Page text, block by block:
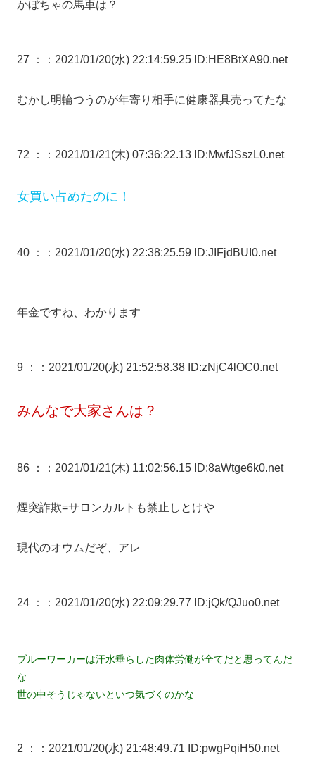
かぼちゃの馬車は？
27 ： ：2021/01/20(水) 22:14:59.25 ID:HE8BtXA90.net
むかし明輪つうのが年寄り相手に健康器具売ってたな
72 ： ：2021/01/21(木) 07:36:22.13 ID:MwfJSszL0.net
女買い占めたのに！
40 ： ：2021/01/20(水) 22:38:25.59 ID:JIFjdBUI0.net
年金ですね、わかります
9 ： ：2021/01/20(水) 21:52:58.38 ID:zNjC4lOC0.net
みんなで大家さんは？
86 ： ：2021/01/21(木) 11:02:56.15 ID:8aWtge6k0.net
煙突詐欺=サロンカルトも禁止しとけや
現代のオウムだぞ、アレ
24 ： ：2021/01/20(水) 22:09:29.77 ID:jQk/QJuo0.net
ブルーワーカーは汗水垂らした肉体労働が全てだと思ってんだ
な
世の中そうじゃないといつ気づくのかな
2 ： ：2021/01/20(水) 21:48:49.71 ID:pwgPqiH50.net